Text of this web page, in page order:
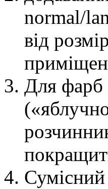
normal/
від
Для фарб